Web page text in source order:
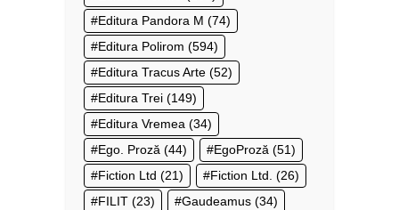
Editura Pandora M (74)
Editura Polirom (594)
Editura Tracus Arte (52)
Editura Trei (149)
Editura Vremea (34)
Ego. Proză (44) EgoProză (51)
Fiction Ltd (21) Fiction Ltd. (26)
FILIT (23) Gaudeamus (34)